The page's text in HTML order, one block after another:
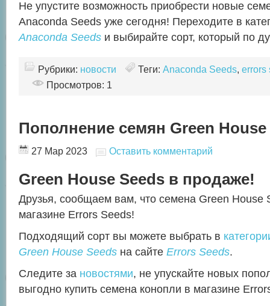
Не упустите возможность приобрести новые
Anaconda Seeds уже сегодня! Переходите в
Anaconda Seedsи выбирайте сорт, который по
Рубрики: новости Теги: Anaconda Seeds, errors
Просмотров: 1
Пополнение семян Green House
27 Мар 2023 Оставить комментарий
Green House Seeds в продаже!
Друзья, сообщаем вам, что семена Green House
магазине Errors Seeds!
Подходящий сорт вы можете выбрать в
Green House Seedsна сайте Errors Seeds.
Следите за новостями, не упускайте новых
выгодно купить семена конопли в магазине